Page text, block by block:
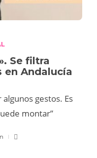
Se filtra
en Andalucía
gestos. Es
montar”